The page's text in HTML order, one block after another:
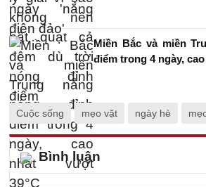
Miền Bắc và miền
điểm trong 4 ngày,
Cuộc sống mẹo vặt ngày hè
Bình luận